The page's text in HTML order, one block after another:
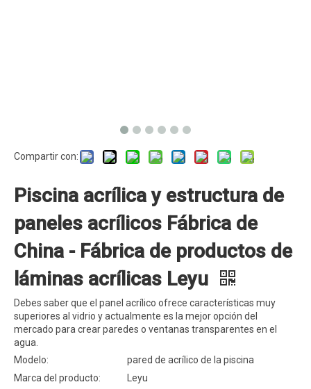
Compartir con:
Piscina acrílica y estructura de
paneles acrílicos Fábrica de
China - Fábrica de productos de
láminas acrílicas Leyu
Debes saber que el panel acrílico ofrece características muy
superiores al vidrio y actualmente es la mejor opción del
mercado para crear paredes o ventanas transparentes en el
agua.
Modelo:
pared de acrílico de la piscina
Marca del producto:
Leyu